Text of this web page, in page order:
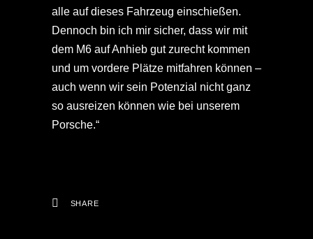
alle auf dieses Fahrzeug einschießen.
Dennoch bin ich mir sicher, dass wir mit
dem M6 auf Anhieb gut zurecht kommen
und um vordere Plätze mitfahren können –
auch wenn wir sein Potenzial nicht ganz
so ausreizen können wie bei unserem
Porsche.“
SHARE